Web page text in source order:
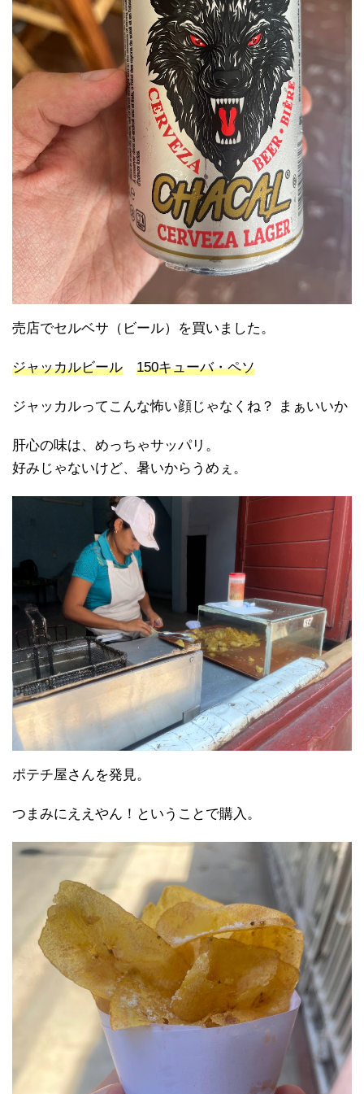
売店でセルベサ（ビール）を買いました。
ジャッカルビール 150キューバ・ペソ
ジャッカルってこんな怖い顔じゃなくね？ まぁいいか
肝心の味は、めっちゃサッパリ。
好みじゃないけど、暑いからうめぇ。
ポテチ屋さんを発見。
つまみにええやん！ということで購入。